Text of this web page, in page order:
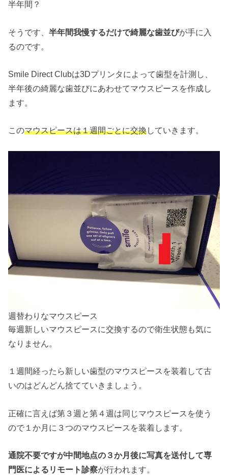
半年間？
そうです、半年間我慢するだけで綺麗な歯並びが手に入
るのです。
Smile Direct Clubは3Dプリンタによって歯型を計測し、
半年後の綺麗な歯並びにあわせてマウスピースを作成し
ます。
このマウスピースは１週間ごとに交換していきます。
週替わりなマウスピース
毎週新しいマウスピースに交換するので衛生状態も気に
なりません。
１週間経ったら新しい歯型のマウスピースを装着して古
いのはどんどん捨てていきましょう。
正確に言えば第３週と第４週は同じマウスピースを使う
ので１か月に３つのマウスピースを装着します。
通院不要ですが中間地点の３か月後に写真を送付して専
門医によるリモート診察が行われます。